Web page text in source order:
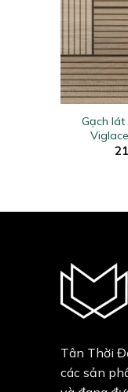
+
Gạch
Tân Thời
các sản